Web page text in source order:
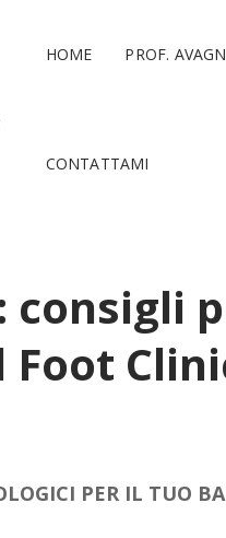
HOME PROF.
CONTATTAMI
consigli
PER IL TUO